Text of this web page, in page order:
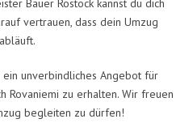
Bauer Rostock kannst du dich
vertrauen, dass dein Umzug
ein unverbindliches Angebot für
Rovaniemi zu erhalten. Wir freuen
begleiten zu dürfen!